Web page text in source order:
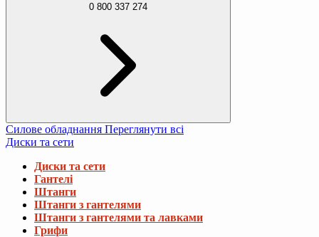
0 800 337 274
Силове обладнання Переглянути всі
Диски та сети
Диски та сети
Гантелі
Штанги
Штанги з гантелями
Штанги з гантелями та лавками
Грифи